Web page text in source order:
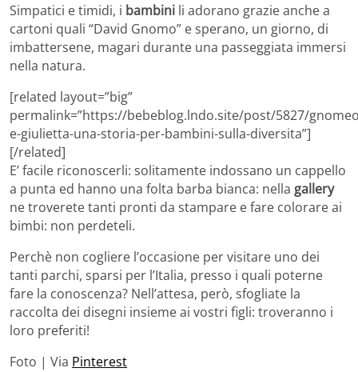
Simpatici e timidi, i bambini li adorano grazie anche a
cartoni quali “David Gnomo” e sperano, un giorno, di
imbattersene, magari durante una passeggiata immersi
nella natura.
[related layout=”big”
permalink=”https://bebeblog.lndo.site/post/5827/
e-giulietta-una-storia-per-bambini-sulla-diversita”]
[/related]
E’ facile riconoscerli: solitamente indossano un cappello
a punta ed hanno una folta barba bianca: nella gallery
ne troverete tanti pronti da stampare e fare colorare ai
bimbi: non perdeteli.
Perchè non cogliere l’occasione per visitare uno dei
tanti parchi, sparsi per l’Italia, presso i quali poterne
fare la conoscenza? Nell’attesa, però, sfogliate la
raccolta dei disegni insieme ai vostri figli: troveranno i
loro preferiti!
Foto | Via Pinterest